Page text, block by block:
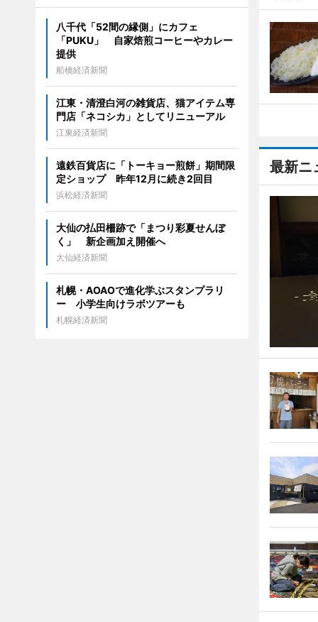
最新ニ
八千代「52間の縁側」にカフェ
「PUKU」 自家焙煎コーヒーやカレー
提供
船橋経済新聞
江東・清澄白河の雑貨店、猫アイテム専
門店「ネコシカ」としてリニューアル
江東経済新聞
遠鉄百貨店に「トーキョー煎餅」期間限
定ショップ 昨年12月に続き2回目
浜松経済新聞
大仙の払田柵跡で「まつり彩夏せんぼ
く」 新企画加え開催へ
大仙経済新聞
札幌・AOAOで進化学ぶスタンプラリ
ー 小学生向けラボツアーも
札幌経済新聞